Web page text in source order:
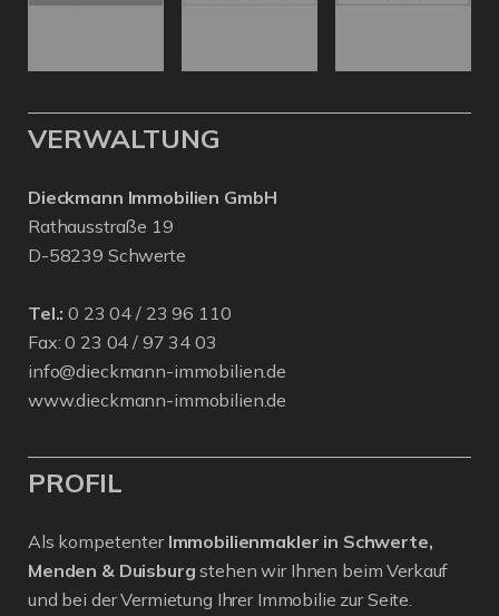
VERWALTUNG
Dieckmann Immobilien GmbH
Rathausstraße 19
D-58239 Schwerte
Tel.: 0 23 04 / 23 96 110
Fax: 0 23 04 / 97 34 03
info@dieckmann-immobilien.de
www.dieckmann-immobilien.de
PROFIL
Als kompetenter Immobilienmakler in Schwerte,
Menden & Duisburg stehen wir Ihnen beim Verkauf
und bei der Vermietung Ihrer Immobilie zur Seite.